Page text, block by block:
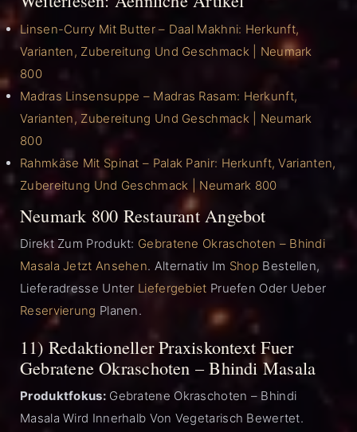
Linsen-Curry Mit Butter – Daal Makhni: Herkunft,
Varianten, Zubereitung Und Geschmack | Neumark
800
Madras Linsensuppe – Madras Rasam: Herkunft,
Varianten, Zubereitung Und Geschmack | Neumark
800
Rahmkäse Mit Spinat – Palak Panir: Herkunft, Varianten,
Zubereitung Und Geschmack | Neumark 800
Neumark 800 Restaurant Angebot
Direkt Zum Produkt: Gebratene Okraschoten – Bhindi
Masala Jetzt Ansehen. Alternativ Im Shop Bestellen,
Lieferadresse Unter Liefergebiet Pruefen Oder Ueber
Reservierung Planen.
11) Redaktioneller Praxiskontext Fuer
Gebratene Okraschoten – Bhindi Masala
Produktfokus:Gebratene Okraschoten – Bhindi
Masala Wird Innerhalb Von Vegetarisch Bewertet.